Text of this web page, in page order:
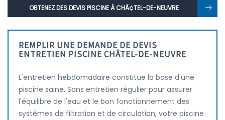
OBTENEZ DES DEVIS PISCINE À CHÃ¢TEL-DE-NEUVRE
REMPLIR UNE DEMANDE DE DEVIS
ENTRETIEN PISCINE CHÂTEL-DE-NEUVRE
L'entretien hebdomadaire constitue la base d'une
piscine saine. Sans entretien régulier pour assurer
l'équilibre de l'eau et le bon fonctionnement des
systèmes de filtration et de circulation, votre piscine